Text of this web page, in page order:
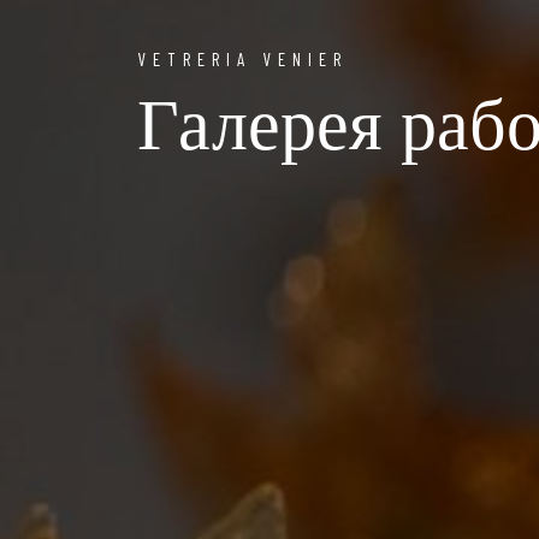
VETRERIA VENIER
Галерея